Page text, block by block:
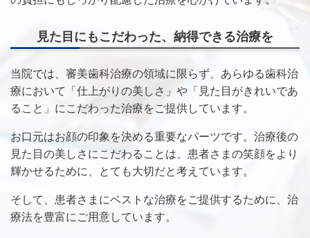
見た目にもこだわった、納得できる治療を
当院では、審美歯科治療の領域に限らず、あらゆる歯科治
療において「仕上がりの美しさ」や「見た目がきれいであ
ること」にこだわった治療をご提供しています。
お口元はお顔の印象を決める重要なパーツです。治療後の
見た目の美しさにこだわることは、 患者さまの笑顔をより
輝かせるために、とても大切だと考えています。
そして、患者さまにベストな治療をご提供するために、治
療法を豊富にご用意しています。